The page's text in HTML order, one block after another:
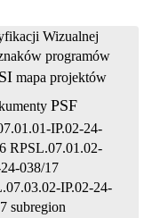
Wizualnej
programów
mapa projektów
PSF
IP.02-24-
RPSL.07.01.02-
038/17
IP.02-24-
subregion